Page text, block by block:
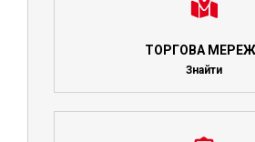
ТОРГОВА
Знайти